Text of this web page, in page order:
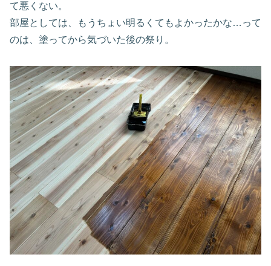
て悪くない。
部屋としては、もうちょい明るくてもよかったかな…って
のは、塗ってから気づいた後の祭り。